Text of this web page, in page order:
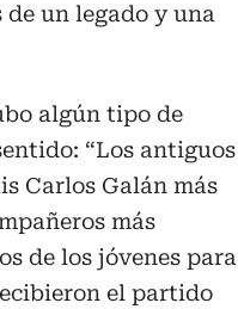
un legado y una
algún tipo de
“Los antiguos
Carlos Galán más
más
de los jóvenes para
el partido